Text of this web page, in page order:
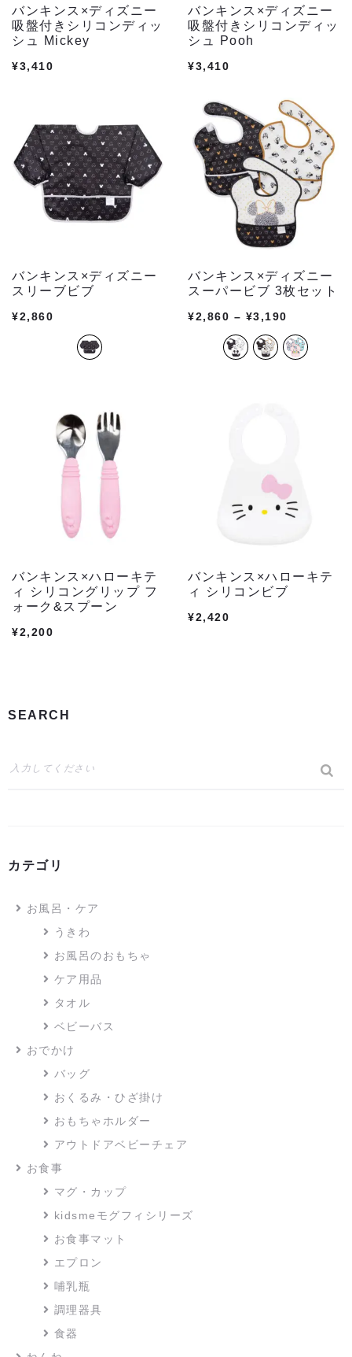
バンキンス×ディズニー
吸盤付きシリコンディッ
シュ Mickey
¥3,410
バンキンス×ディズニー
吸盤付きシリコンディッ
シュ Pooh
¥3,410
バンキンス×ディズニー
スリーブビブ
¥2,860
バンキンス×ディズニー
スーパービブ 3枚セット
¥2,860 – ¥3,190
バンキンス×ハローキテ
ィ シリコングリップ フ
ォーク&スプーン
¥2,200
バンキンス×ハローキテ
ィ シリコンビブ
¥2,420
SEARCH
カテゴリ
お風呂・ケア
うきわ
お風呂のおもちゃ
ケア用品
タオル
ベビーバス
おでかけ
バッグ
おくるみ・ひざ掛け
おもちゃホルダー
アウトドアベビーチェア
お食事
マグ・カップ
kidsmeモグフィシリーズ
お食事マット
エプロン
哺乳瓶
調理器具
食器